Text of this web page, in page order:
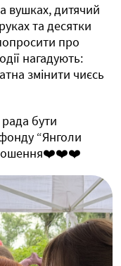
вушках, дитячий
та десятки
про
нагадують:
змінити чиєсь
бути
“Янголи